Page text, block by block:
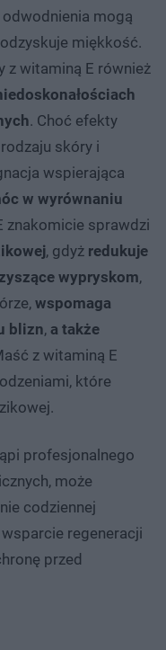
mogą
miękkość.
z witaminą E również
. Choć efekty
skóry i
wspierająca
w wyrównaniu
znakomicie sprawdzi
, gdyż redukuje
wypryskom,
wspomaga
blizn, a także
z witaminą E
które
profesjonalnego
może
codziennej
regeneracji
przed